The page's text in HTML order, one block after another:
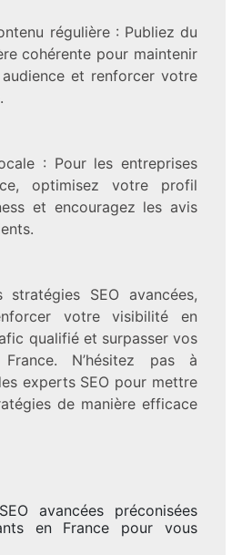
régulière : Publiez du
cohérente pour maintenir
et renforcer votre
: Pour les entreprises
optimisez votre profil
et encouragez les avis
SEO avancées,
votre visibilité en
qualifié et surpasser vos
N’hésitez pas à
experts SEO pour mettre
de manière efficace
avancées préconisées
en France pour vous